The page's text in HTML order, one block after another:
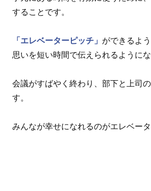
することです。
「エレベーターピッチ」 ができるよ
思いを短い時間で伝えられるようにな
会議がすばやく終わり、部下と上司
す。
みんなが幸せになれるのがエレベータ